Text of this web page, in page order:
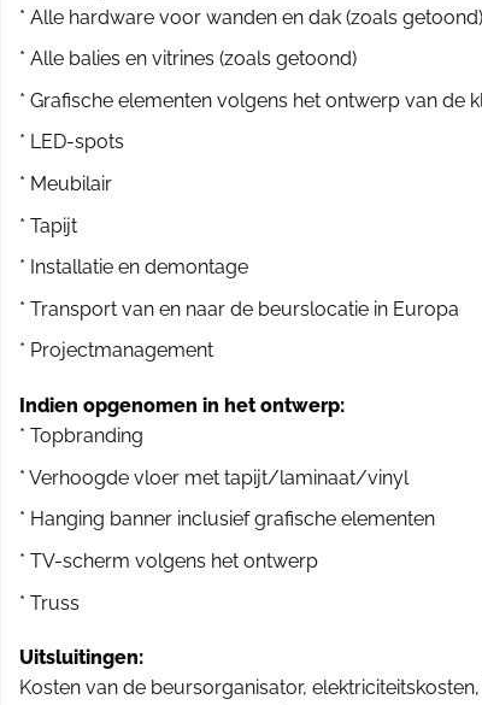
* Alle hardware voor wanden en dak (zoals getoond)
* Alle balies en vitrines (zoals getoond)
* Grafische elementen volgens het ontwerp van de
* LED-spots
* Meubilair
* Tapijt
* Installatie en demontage
* Transport van en naar de beurslocatie in Europa
* Projectmanagement
Indien opgenomen in het ontwerp:
* Topbranding
* Verhoogde vloer met tapijt/laminaat/vinyl
* Hanging banner inclusief grafische elementen
* TV-scherm volgens het ontwerp
* Truss
Uitsluitingen:
Kosten van de beursorganisator,